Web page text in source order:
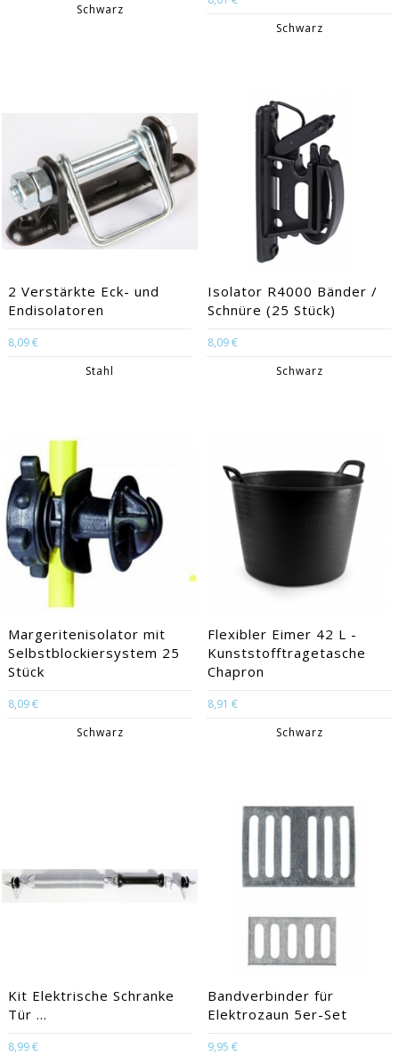
Schwarz
Schwarz
2 Verstärkte Eck- und
Endisolatoren
8,09 €
Stahl
Isolator R4000 Bänder /
Schnüre (25 Stück)
8,09 €
Schwarz
Margeritenisolator mit
Selbstblockiersystem 25
Stück
8,09 €
Schwarz
Flexibler Eimer 42 L -
Kunststofftragetasche
Chapron
8,91 €
Schwarz
Kit Elektrische Schranke
Tür ...
8,99 €
Bandverbinder für
Elektrozaun 5er-Set
9,95 €